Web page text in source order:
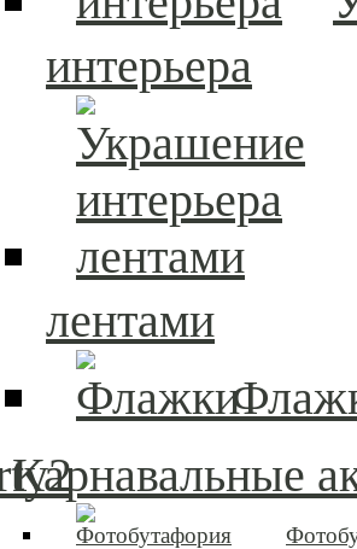
интерьера
лентами
Карнавальные